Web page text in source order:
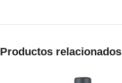
Productos relacionados